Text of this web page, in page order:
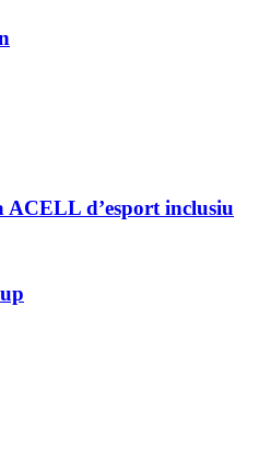
ACELL d’esport inclusiu